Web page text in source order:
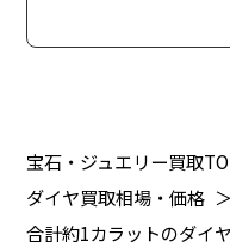
宝石・ジュエリー買取
ダイヤ買取相場・価格 ＞
合計約1カラットのダイ